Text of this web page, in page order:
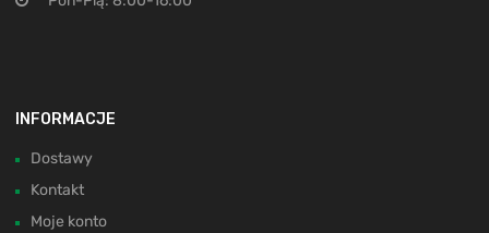
INFORMACJE
Dostawy
Kontakt
Moje konto